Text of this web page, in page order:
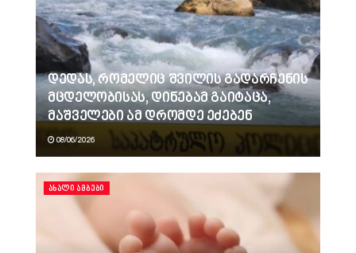
დედას, რომელიც შვილის გადარჩენის
მცდელობისას, დინებამ გაიტაცა,
მაშველები ამ დრომდე ეძებენ
08/06/2026
ᲐᲮᲐᲚᲘ ᲐᲛᲑᲔᲑᲘ